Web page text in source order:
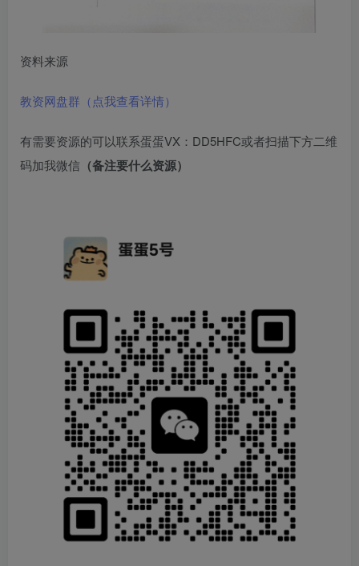
资料来源
教资网盘群（点我查看详情）
有需要资源的可以联系蛋蛋VX：DD5HFC或者扫描下方二维
码加我微信 （备注要什么资源）